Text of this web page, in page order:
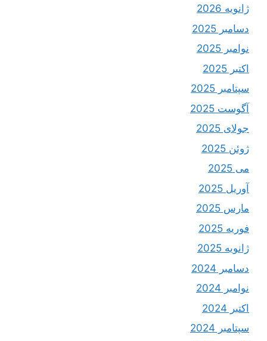
ژانویه 2026
دسامبر 2025
نوامبر 2025
اکتبر 2025
سپتامبر 2025
آگوست 2025
جولای 2025
ژوئن 2025
می 2025
آوریل 2025
مارس 2025
فوریه 2025
ژانویه 2025
دسامبر 2024
نوامبر 2024
اکتبر 2024
سپتامبر 2024